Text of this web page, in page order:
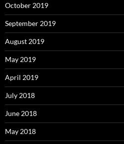
October 2019
September 2019
August 2019
May 2019
April 2019
July 2018
June 2018
May 2018